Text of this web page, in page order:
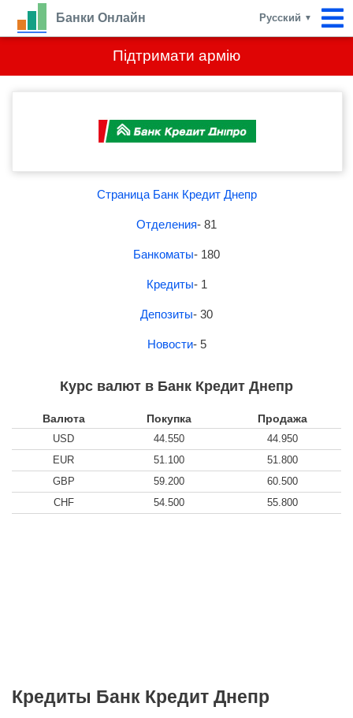
Підтримати армію
Банки Онлайн Русский ▼
Страница Банк Кредит Днепр
Отделения- 81
Банкоматы- 180
Кредиты- 1
Депозиты- 30
Новости- 5
Курс валют в Банк Кредит Днепр
Валюта Покупка Продажа
USD 44.550
44.950
EUR
51.100
51.800
GBP
59.200
60.500
CHF
54.500 55.800
Кредиты Банк Кредит Днепр